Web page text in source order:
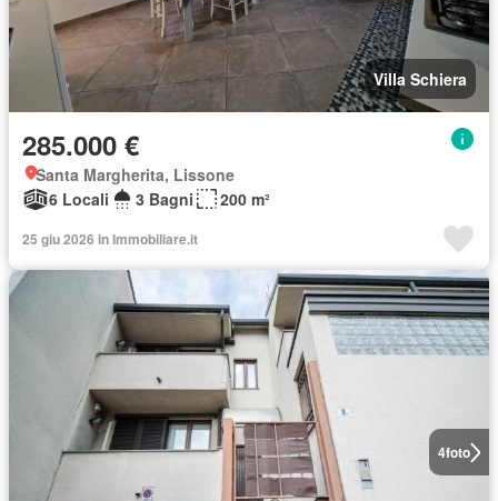
Villa Schiera
285.000 €
Santa Margherita, Lissone
6 Locali
3 Bagni 200 m²
25 giu 2026 in Immobiliare.it
4foto